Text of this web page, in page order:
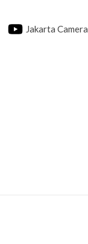
Jakarta Camera